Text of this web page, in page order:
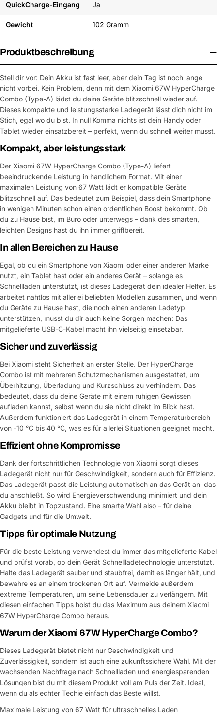
QuickCharge-Eingang Ja
Gewicht 102 Gramm
Produktbeschreibung
Stell dir vor: Dein Akku ist fast leer, aber dein Tag ist noch lange
nicht vorbei. Kein Problem, denn mit dem Xiaomi 67W HyperCharge
Combo (Type-A) lädst du deine Geräte blitzschnell wieder auf.
Dieses kompakte und leistungsstarke Ladegerät lässt dich nicht im
Stich, egal wo du bist. In null Komma nichts ist dein Handy oder
Tablet wieder einsatzbereit – perfekt, wenn du schnell weiter musst.
Kompakt, aber leistungsstark
Der Xiaomi 67W HyperCharge Combo (Type-A) liefert
beeindruckende Leistung in handlichem Format. Mit einer
maximalen Leistung von 67 Watt lädt er kompatible Geräte
blitzschnell auf. Das bedeutet zum Beispiel, dass dein Smartphone
in wenigen Minuten schon einen ordentlichen Boost bekommt. Ob
du zu Hause bist, im Büro oder unterwegs – dank des smarten,
leichten Designs hast du ihn immer griffbereit.
In allen Bereichen zu Hause
Egal, ob du ein Smartphone von Xiaomi oder einer anderen Marke
nutzt, ein Tablet hast oder ein anderes Gerät – solange es
Schnellladen unterstützt, ist dieses Ladegerät dein idealer Helfer. Es
arbeitet nahtlos mit allerlei beliebten Modellen zusammen, und wenn
du Geräte zu Hause hast, die noch einen anderen Ladetyp
unterstützen, musst du dir auch keine Sorgen machen: Das
mitgelieferte USB-C-Kabel macht ihn vielseitig einsetzbar.
Sicher und zuverlässig
Bei Xiaomi steht Sicherheit an erster Stelle. Der HyperCharge
Combo ist mit mehreren Schutzmechanismen ausgestattet, um
Überhitzung, Überladung und Kurzschluss zu verhindern. Das
bedeutet, dass du deine Geräte mit einem ruhigen Gewissen
aufladen kannst, selbst wenn du sie nicht direkt im Blick hast.
Außerdem funktioniert das Ladegerät in einem Temperaturbereich
von -10 °C bis 40 °C, was es für allerlei Situationen geeignet macht.
Effizient ohne Kompromisse
Dank der fortschrittlichen Technologie von Xiaomi sorgt dieses
Ladegerät nicht nur für Geschwindigkeit, sondern auch für Effizienz.
Das Ladegerät passt die Leistung automatisch an das Gerät an, das
du anschließt. So wird Energieverschwendung minimiert und dein
Akku bleibt in Topzustand. Eine smarte Wahl also – für deine
Gadgets und für die Umwelt.
Tipps für optimale Nutzung
Für die beste Leistung verwendest du immer das mitgelieferte Kabel
und prüfst vorab, ob dein Gerät Schnellladetechnologie unterstützt.
Halte das Ladegerät sauber und staubfrei, damit es länger hält, und
bewahre es an einem trockenen Ort auf. Vermeide außerdem
extreme Temperaturen, um seine Lebensdauer zu verlängern. Mit
diesen einfachen Tipps holst du das Maximum aus deinem Xiaomi
67W HyperCharge Combo heraus.
Warum der Xiaomi 67W HyperCharge Combo?
Dieses Ladegerät bietet nicht nur Geschwindigkeit und
Zuverlässigkeit, sondern ist auch eine zukunftssichere Wahl. Mit der
wachsenden Nachfrage nach Schnellladen und energiesparenden
Lösungen bist du mit diesem Produkt voll am Puls der Zeit. Ideal,
wenn du als echter Techie einfach das Beste willst.
Maximale Leistung von 67 Watt für ultraschnelles Laden